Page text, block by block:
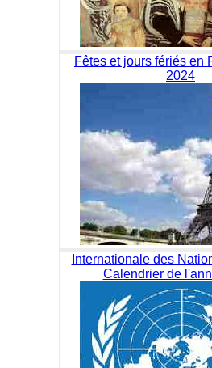
Fêtes et jours fériés en
2024
Internationale des
Calendrier de